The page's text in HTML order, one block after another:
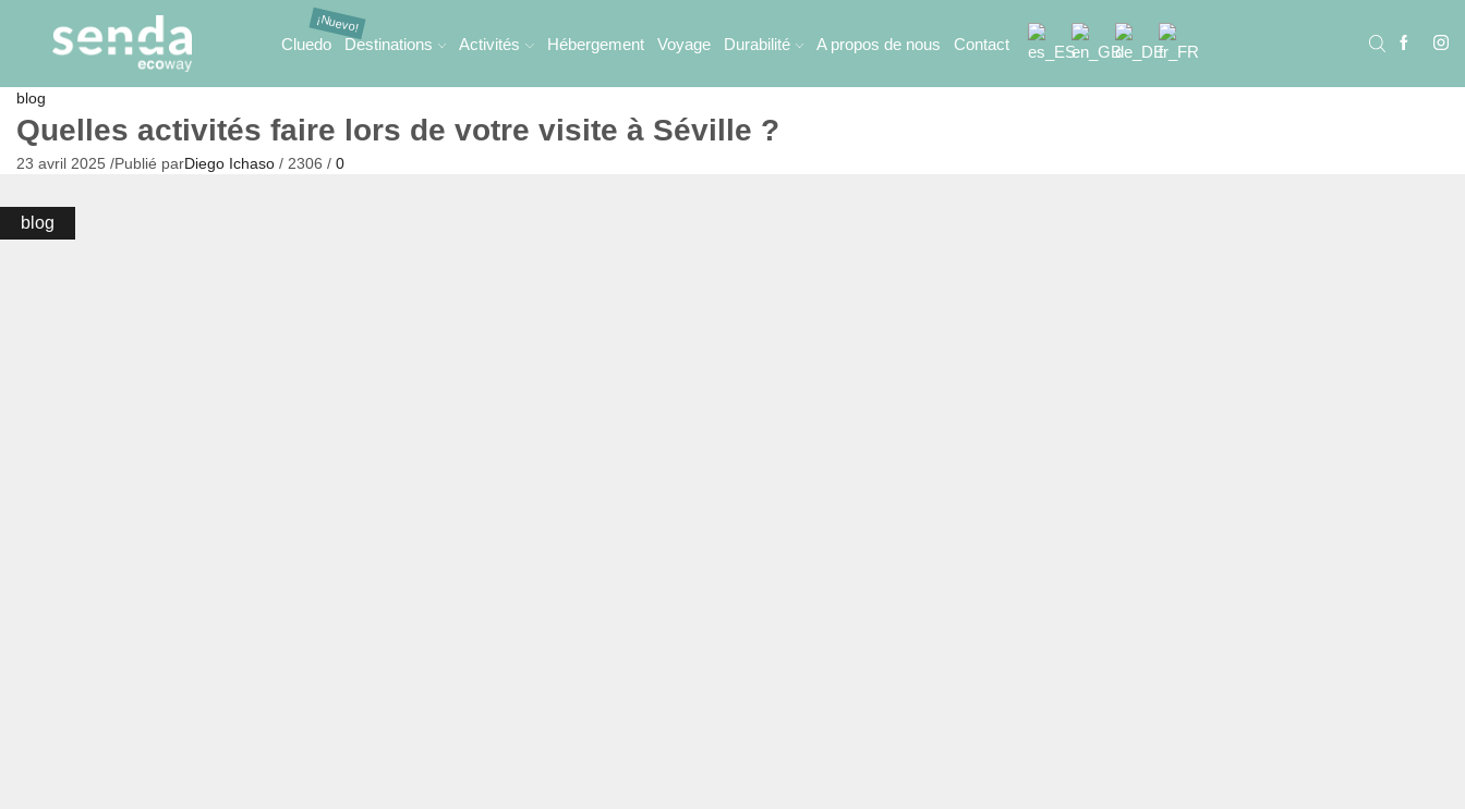
Cluedo Destinations Activités Hébergement Voyage Durabilité A propos de nous Contact
blog
Quelles activités faire lors de votre visite à Séville ?
23 avril 2025 /Publié parDiego Ichaso / 2306 / 0
blog